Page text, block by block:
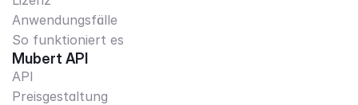
Anwendungsfälle
So funktioniert es
Mubert API
API
Preisgestaltung